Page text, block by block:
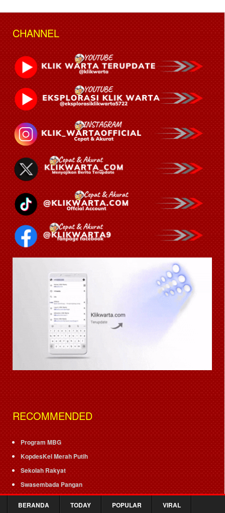
CHANNEL
RECOMMENDED
Program MBG
KopdesKel Merah Putih
Sekolah Rakyat
Swasembada Pangan
TNI Bersama Rakyat
BERANDA TODAY POPULAR VIRAL